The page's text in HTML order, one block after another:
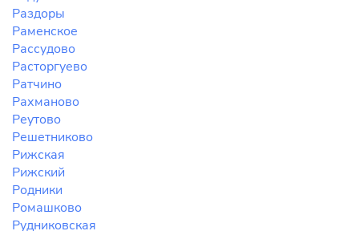
Раздоры
Раменское
Рассудово
Расторгуево
Ратчино
Рахманово
Реутово
Решетниково
Рижская
Рижский
Родники
Ромашково
Рудниковская